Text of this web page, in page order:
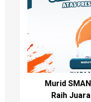
Murid
Raih